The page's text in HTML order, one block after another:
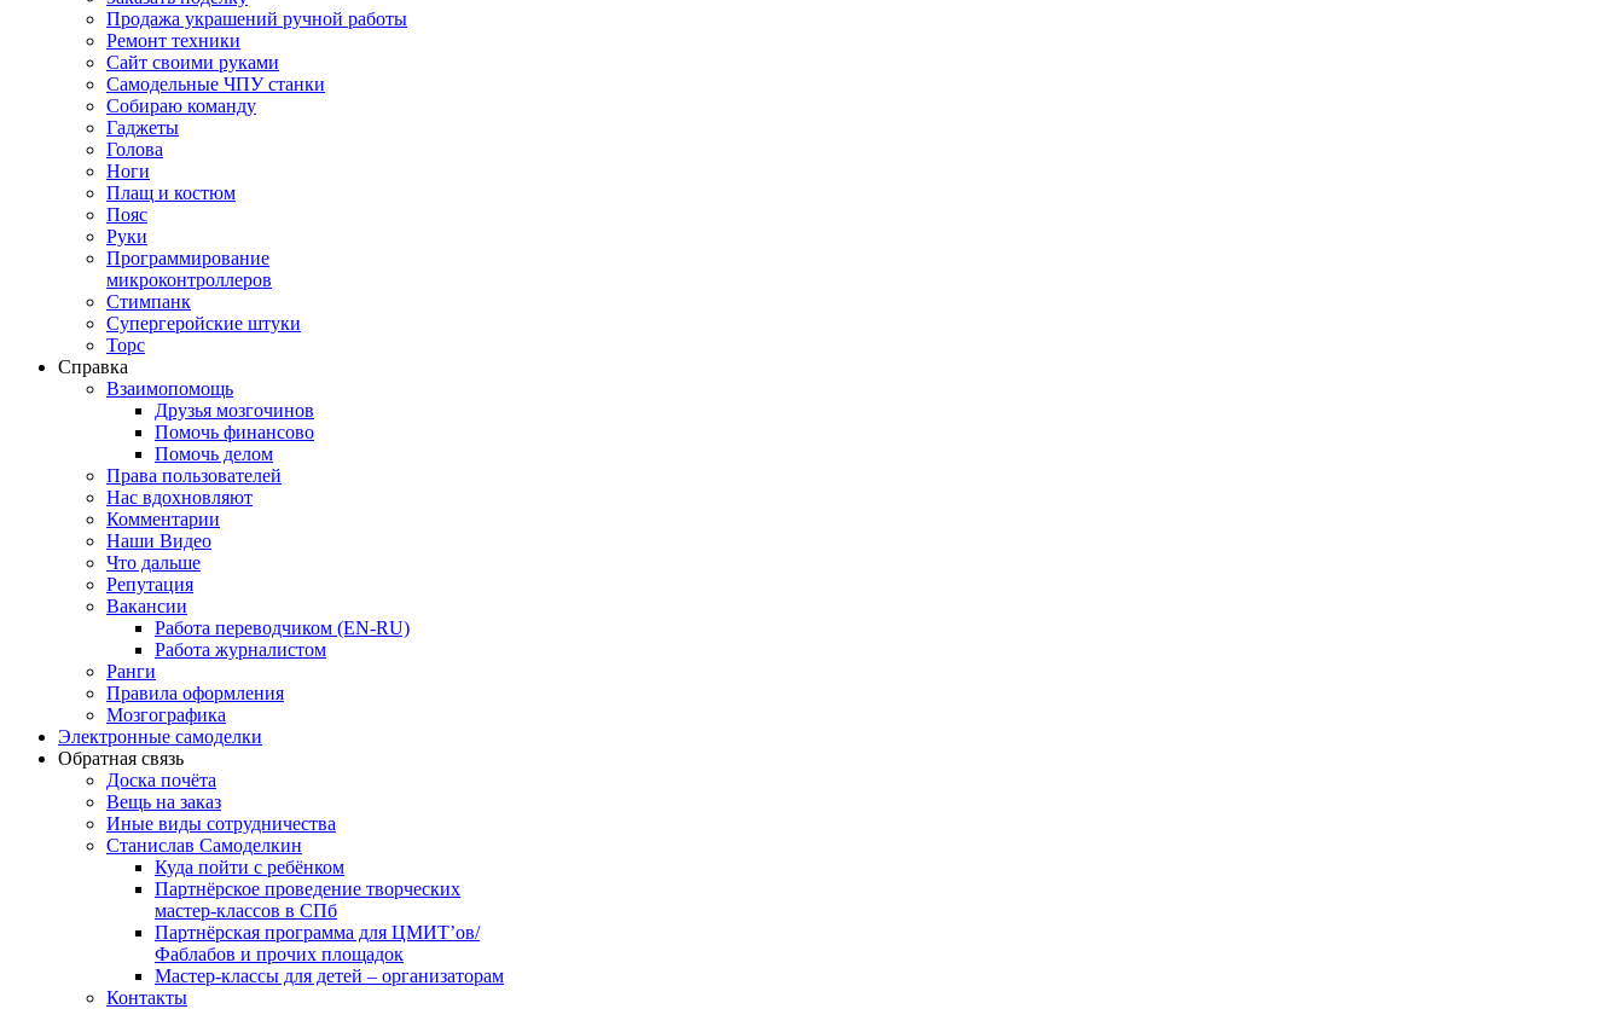
Продажа украшений ручной работы
Ремонт техники
Сайт своими руками
Самодельные ЧПУ станки
Собираю команду
Гаджеты
Голова
Ноги
Плащ и костюм
Пояс
Руки
Программирование
микроконтроллеров
Стимпанк
Супергеройские штуки
Торс
Справка
Взаимопомощь
Друзья мозгочинов
Помочь финансово
Помочь делом
Права пользователей
Нас вдохновляют
Комментарии
Наши Видео
Что дальше
Репутация
Вакансии
Работа переводчиком (EN-RU)
Работа журналистом
Ранги
Правила оформления
Мозгографика
Электронные самоделки
Обратная связь
Доска почёта
Вещь на заказ
Иные виды сотрудничества
Станислав Самоделкин
Куда пойти с ребёнком
Партнёрское проведение творческих
мастер-классов в СПб
Партнёрская программа для ЦМИТ’ов/
Фаблабов и прочих площадок
Мастер-классы для детей – организаторам
Контакты